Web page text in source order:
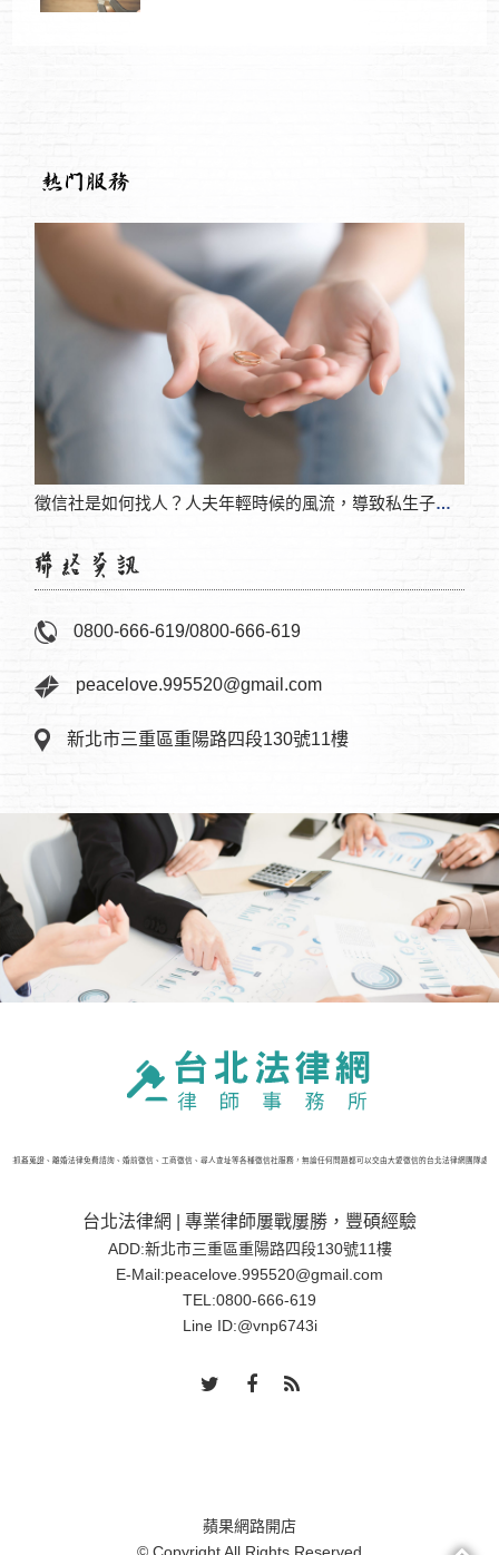
徵信社是如何找人？人夫年輕時候的風流，導致私生子長大後尋找親生父親
0800-666-619/0800-666-619
peacelove.995520@gmail.com
新北市三重區重陽路四段130號11樓
抓姦蒐證、離婚法律免費諮詢、婚前徵信、工商徵信、尋人查址等各種徵信社服務，無論任何問題都可以交由大愛徵信的台北法律網團隊處
台北法律網 | 專業律師屢戰屢勝，豐碩經驗
ADD:新北市三重區重陽路四段130號11樓
E-Mail:peacelove.995520@gmail.com
TEL:0800-666-619
Line ID:@vnp6743i
蘋果網路開店
© Copyright All Rights Reserved